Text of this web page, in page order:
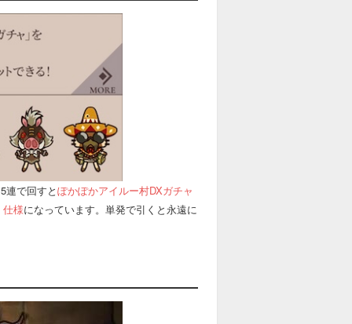
連で回すとぽかぽかアイルー村DXガチャ
様になっています。単発で引くと永遠に